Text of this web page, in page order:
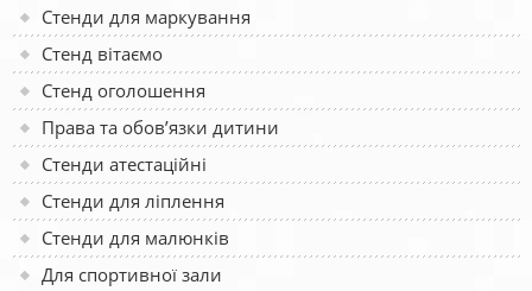
Стенди для маркування
Стенд вітаємо
Стенд оголошення
Права та обов’язки дитини
Стенди атестаційні
Стенди для ліплення
Стенди для малюнків
Для спортивної зали